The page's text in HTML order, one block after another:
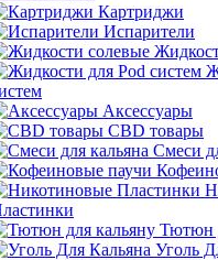
Картриджи
Испарители
Аксессуары
CBD товары
Cмеси
Тютюн
Уголь